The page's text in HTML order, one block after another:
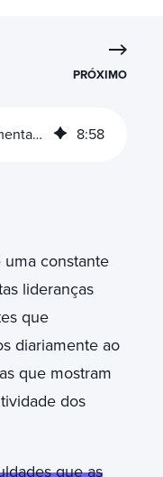
PRÓXIMO
Quais as melhores ferramentas de produtividade para sua equipe 8:58
constante
lideranças
que
diariamente ao
que mostram
dos
que as